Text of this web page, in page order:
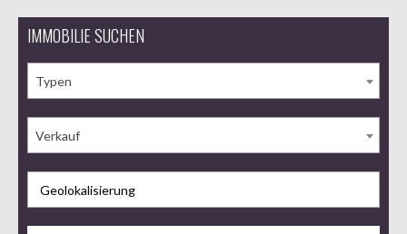
IMMOBILIE SUCHEN
Typen
Verkauf
Geolokalisierung